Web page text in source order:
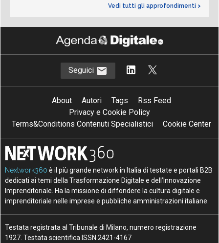
Vedi tutti gli approfondimenti >
Seguici
About Autori Tags
Rss Feed
Privacy e Cookie Policy
Terms&Conditions Contenuti Specialistici
Cookie Center
Nextwork360 è il più grande network in Italia di testate e portali B2B
dedicati ai temi della Trasformazione Digitale e dell’Innovazione
Imprenditoriale. Ha la missione di diffondere la cultura digitale e
imprenditoriale nelle imprese e pubbliche amministrazioni italiane.
Testata registrata al Tribunale di Milano, numero registrazione
1927. Testata scientifica ISSN 2421-4167